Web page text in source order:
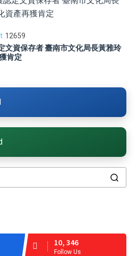
12659
文資保存者 臺南市文化局長黃雅玲
肯定
10, 346
Follow Us